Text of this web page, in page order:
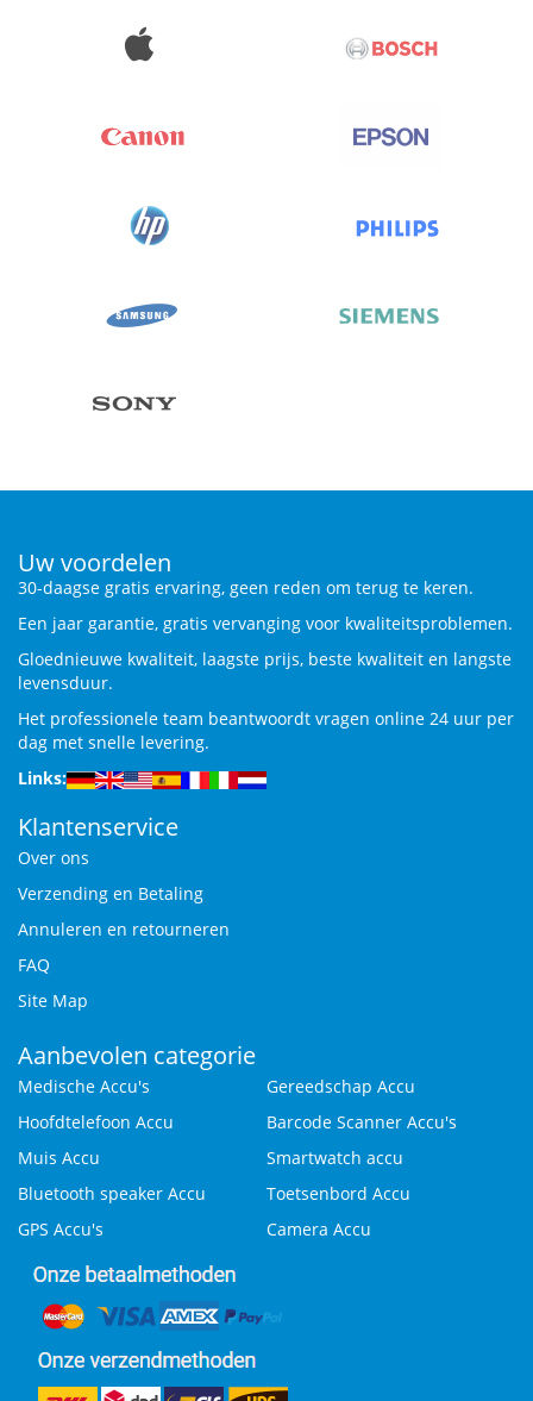
Uw voordelen
30-daagse gratis ervaring, geen reden om terug te keren.
Een jaar garantie, gratis vervanging voor kwaliteitsproblemen.
Gloednieuwe kwaliteit, laagste prijs, beste kwaliteit en langste
levensduur.
Het professionele team beantwoordt vragen online 24 uur per
dag met snelle levering.
Links:
Klantenservice
Over ons
Verzending en Betaling
Annuleren en retourneren
FAQ
Site Map
Aanbevolen categorie
Medische Accu's
Gereedschap Accu
Hoofdtelefoon Accu
Barcode Scanner Accu's
Muis Accu
Smartwatch accu
Bluetooth speaker Accu
Toetsenbord Accu
GPS Accu's
Camera Accu